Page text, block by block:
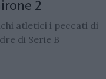
2
atletici i peccati di
di Serie B